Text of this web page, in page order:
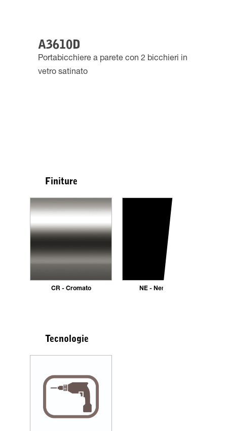
A3610D
Portabicchiere a parete con 2 bicchieri in
vetro satinato
Finiture
CR - Cromato NE - Nero opaco
Tecnologie